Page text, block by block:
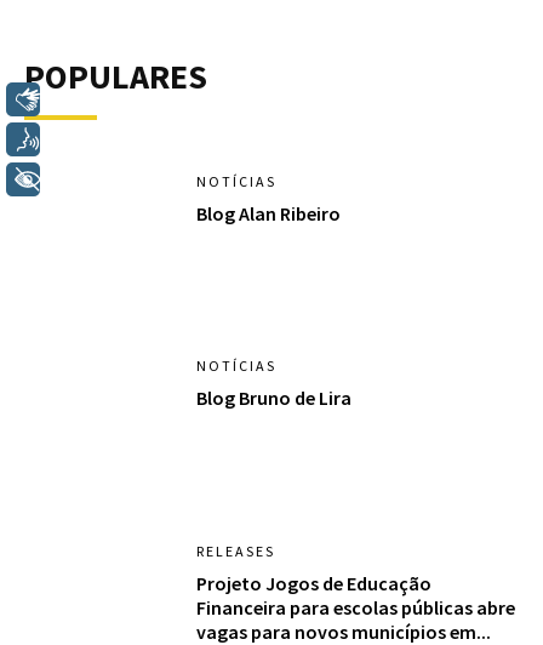
POPULARES
NOTÍCIAS
Blog Alan Ribeiro
NOTÍCIAS
Blog Bruno de Lira
RELEASES
Projeto Jogos de Educação
Financeira para escolas públicas abre
vagas para novos municípios em...
+ Acessibilidade